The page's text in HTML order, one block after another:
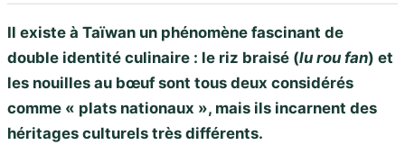
Il existe à Taïwan un phénomène fascinant de
double identité culinaire : le riz braisé (lu rou fan) et
les nouilles au bœuf sont tous deux considérés
comme « plats nationaux », mais ils incarnent des
héritages culturels très différents.